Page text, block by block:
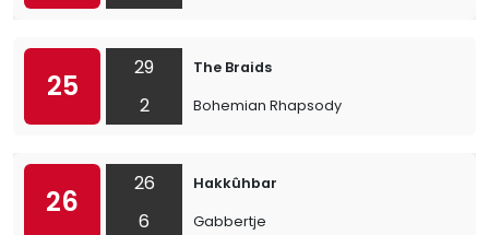
25
29
2
The Braids
Bohemian Rhapsody
26
26
6
Hakkûhbar
Gabbertje